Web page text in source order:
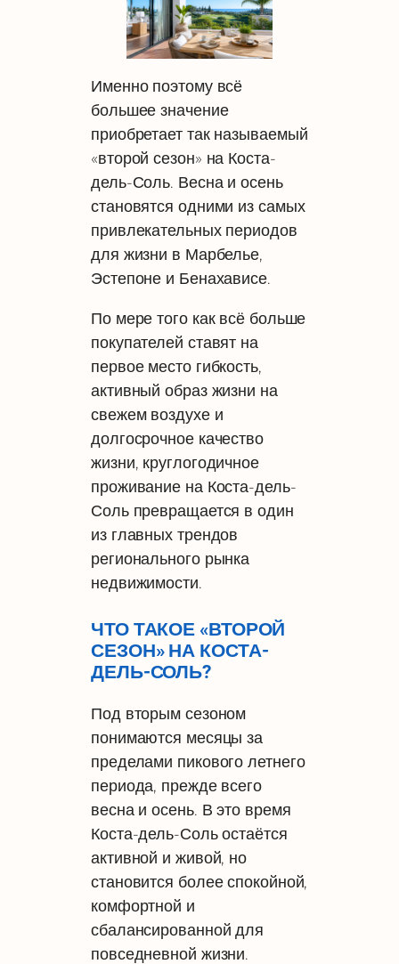
Именно поэтому всё
большее значение
приобретает так называемый
«второй сезон» на Коста-
дель-Соль. Весна и осень
становятся одними из самых
привлекательных периодов
для жизни в Марбелье,
Эстепоне и Бенахависе.
По мере того как всё больше
покупателей ставят на
первое место гибкость,
активный образ жизни на
свежем воздухе и
долгосрочное качество
жизни, круглогодичное
проживание на Коста-дель-
Соль превращается в один
из главных трендов
регионального рынка
недвижимости.
ЧТО ТАКОЕ «ВТОРОЙ
СЕЗОН» НА КОСТА-
ДЕЛЬ-СОЛЬ?
Под вторым сезоном
понимаются месяцы за
пределами пикового летнего
периода, прежде всего
весна и осень. В это время
Коста-дель-Соль остаётся
активной и живой, но
становится более спокойной,
комфортной и
сбалансированной для
повседневной жизни.